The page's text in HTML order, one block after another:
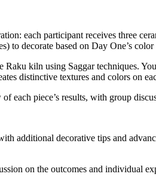
each participant receives three
to decorate based on Day One’s
Raku kiln using Saggar techniques.
distinctive textures and colors on
each piece’s results, with group
additional decorative tips and
on the outcomes and individual